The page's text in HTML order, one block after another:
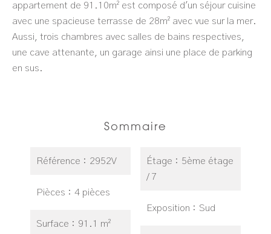
appartement de 91.10m² est composé d'un séjour cuisine
avec une spacieuse terrasse de 28m² avec vue sur la mer.
Aussi, trois chambres avec salles de bains respectives,
une cave attenante, un garage ainsi une place de parking
en sus.
Sommaire
Référence 2952V
Pièces 4 pièces
Surface 91.1 m²
Étage
5ème étage
/ 7
Exposition Sud